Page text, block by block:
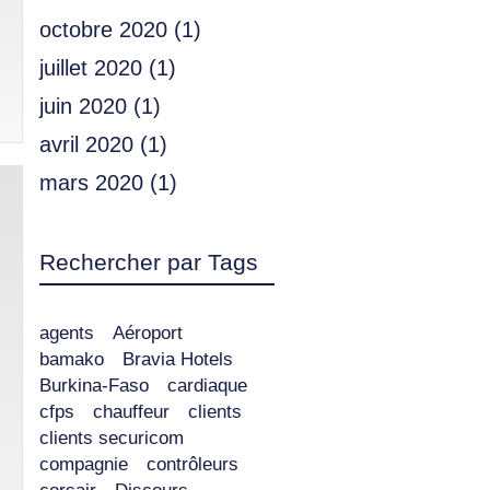
octobre 2020 (1)
juillet 2020 (1)
juin 2020 (1)
avril 2020 (1)
mars 2020 (1)
Rechercher par Tags
agents
Aéroport
bamako
Bravia Hotels
Burkina-Faso
cardiaque
cfps
chauffeur
clients
clients securicom
compagnie
contrôleurs